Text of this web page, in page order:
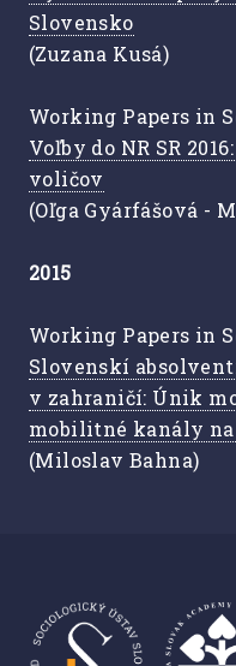
Slovensko
(Zuzana Kusá)
Working Papers in
Voľby do NR SR
voličov
(Oľga Gyárfášová -
2015
Working Papers in
Slovenskí
v zahraničí: Únik
mobilitné kanály
(Miloslav Bahna)